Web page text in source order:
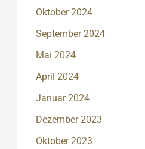
Oktober 2024
September 2024
Mai 2024
April 2024
Januar 2024
Dezember 2023
Oktober 2023